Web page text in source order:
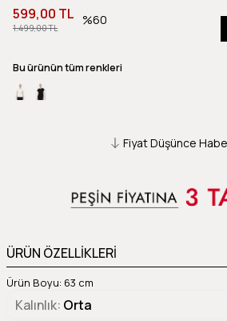
1.499,00 TL
599,00 TL 60
Bu ürünün tüm renkleri
Fiyat Düşünce
ÜRÜN ÖZELLİKLERİ
Ürün Boyu: 63 cm
Kalınlık Orta